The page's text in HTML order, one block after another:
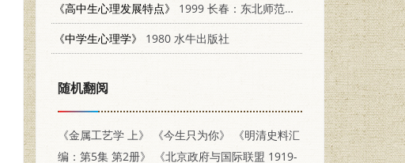
《高中生心理发展特点》
1999 长春：东北师范大学出版社 7560224164
《中学生心理学》
1980 水牛出版社
随机翻阅
《金属工艺学 上》 《今生只为你》
《明清史料汇
编：第5集 第2册》
《北京政府与国际联盟 1919-